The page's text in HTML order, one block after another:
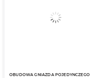
OBUDOWA GNIAZDA POJEDYNCZEGO